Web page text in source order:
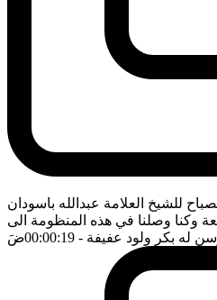
للشيخ العلامة عبدالله باسودان
وكنا وصلنا في هذه المنظومة الى
له بكر ولود عفيفة - 00:00:19 ضَ